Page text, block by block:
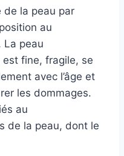
de la peau par
au
La peau
fine, fragile, se
avec l’âge et
les dommages.
au
de la peau, dont le